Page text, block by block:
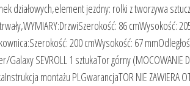
działowych,element jezdny: rolki z tworzywa
86 cmWysokość:
200 cmWysokość: 67
Galaxy SEVROLL 1 sztukaTor górny (MOCOWANIE
montażu PLGwarancjaTOR NIE ZAWIERA